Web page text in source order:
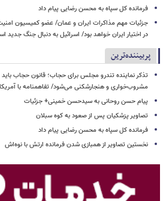
فرمانده کل سپاه به محسن رضایی پیام داد
جزئیات مهم مذاکرات ایران و عمان/ عضو کمیسیون
در اختیار ایران خواهد بود/ اسرائیل به دنبال جنگ جدید
پربیننده‌ترین
تذکر نماینده تندرو مجلس برای حجاب؛ قانون حجاب باید
مشروب‌خواری و هنجارشکنی می‌شود/ تفاهمنامه با
پیام حسن روحانی به سیدحسن خمینی+ جزئیات
تصاویر پزشکیان پس از صعود به کوه سبلان
فرمانده کل سپاه به محسن رضایی پیام داد
نخستین تصاویر از همبازی شدن فرمانده ارتش با نوه‌اش